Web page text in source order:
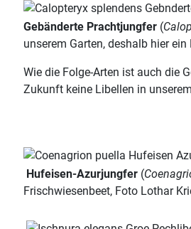
Gebänderte Prachtjungfer (
unserem Garten, deshalb hier
Wie die Folge-Arten ist auch die
Zukunft keine Libellen in
Hufeisen-Azurjungfer (
Frischwiesenbeet, Foto Lothar